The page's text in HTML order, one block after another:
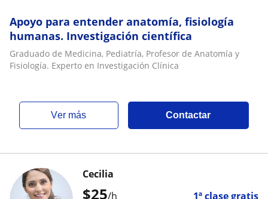
Apoyo para entender anatomía, fisiología
humanas. Investigación científica
Graduado de Medicina, Pediatría, Profesor de Anatomía y
Fisiología. Experto en Investigación Clínica
ver más Contactar
$25/h 1ª clase gratis
Cecilia